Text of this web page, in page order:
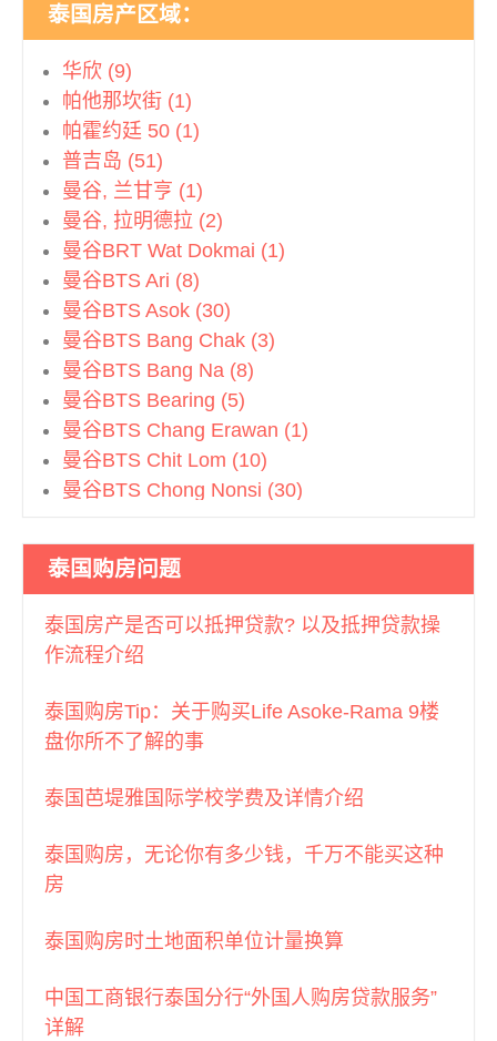
泰国房产区域：
华欣 (9)
帕他那坎街 (1)
帕霍约廷 50 (1)
普吉岛 (51)
曼谷, 兰甘亨 (1)
曼谷, 拉明德拉 (2)
曼谷BRT Wat Dokmai (1)
曼谷BTS Ari (8)
曼谷BTS Asok (30)
曼谷BTS Bang Chak (3)
曼谷BTS Bang Na (8)
曼谷BTS Bearing (5)
曼谷BTS Chang Erawan (1)
曼谷BTS Chit Lom (10)
曼谷BTS Chong Nonsi (30)
曼谷BTS Ha Yaek Lad Prao (3)
曼谷BTS Kasetsart (1)
曼谷BTS Khlong San (1)
曼谷BTS Krungthonburi (14)
曼谷BTS Mo Chit (3)
曼谷BTS Nana (7)
曼谷BTS Nation Stadium (3)
曼谷BTS Phahon Yothin (2)
曼谷BTS Phayathai (3)
曼谷BTS Phloen Chit (12)
曼谷BTS Phrom Phong (34)
曼谷BTS Punnawithi (2)
曼谷BTS Ratchadamri (5)
泰国购房问题
泰国房产是否可以抵押贷款? 以及抵押贷款操
作流程介绍
泰国购房Tip：关于购买Life Asoke-Rama 9楼
盘你所不了解的事
泰国芭堤雅国际学校学费及详情介绍
泰国购房，无论你有多少钱，千万不能买这种
房
泰国购房时土地面积单位计量换算
中国工商银行泰国分行“外国人购房贷款服务”
详解